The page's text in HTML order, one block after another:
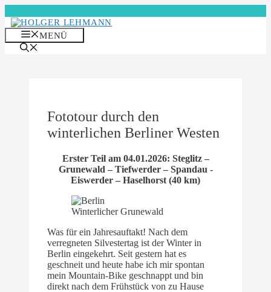
Inhalt
springen MENÜ
Fototour durch den
winterlichen Berliner Westen
Erster Teil am 04.01.2026: Steglitz –
Grunewald – Tiefwerder – Spandau -
Eiswerder – Haselhorst (40 km)
Winterlicher Grunewald
Was für ein Jahresauftakt! Nach dem
verregneten Silvestertag ist der Winter in
Berlin eingekehrt. Seit gestern hat es
geschneit und heute habe ich mir spontan
mein Mountain-Bike geschnappt und bin
direkt nach dem Frühstück von zu Hause